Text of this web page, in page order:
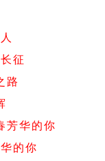
征
路
芳华的你
的你